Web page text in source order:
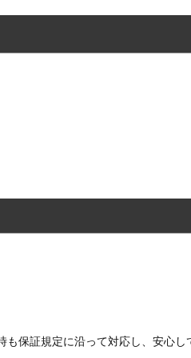
も保証規定に沿って対応し、安心